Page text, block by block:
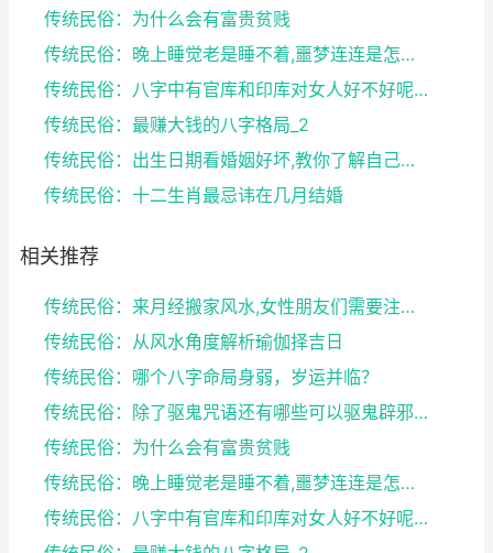
传统民俗：为什么会有富贵贫贱
传统民俗：晚上睡觉老是睡不着,噩梦连连是怎么回事
传统民俗：八字中有官库和印库对女人好不好呢？赶快收...
传统民俗：最赚大钱的八字格局_2
传统民俗：出生日期看婚姻好坏,教你了解自己未来的婚...
传统民俗：十二生肖最忌讳在几月结婚
相关推荐
传统民俗：来月经搬家风水,女性朋友们需要注意了
传统民俗：从风水角度解析瑜伽择吉日
传统民俗：哪个八字命局身弱，岁运并临？
传统民俗：除了驱鬼咒语还有哪些可以驱鬼辟邪的方法？...
传统民俗：为什么会有富贵贫贱
传统民俗：晚上睡觉老是睡不着,噩梦连连是怎么回事
传统民俗：八字中有官库和印库对女人好不好呢？赶快收...